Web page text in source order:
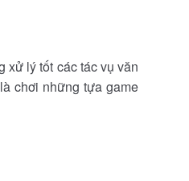
xử lý tốt các tác vụ văn
chơi những tựa game